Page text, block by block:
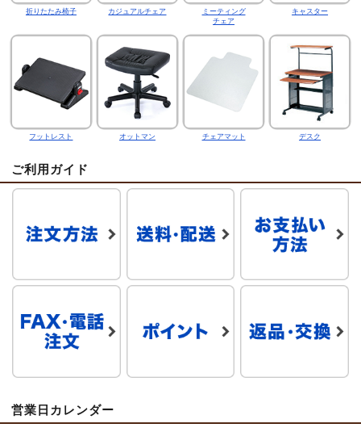
折りたたみ椅子 カジュアルチェア
ミーティング
チェア
キャスター
フットレスト オットマン チェアマット デスク
ご利用ガイド
営業日カレンダー